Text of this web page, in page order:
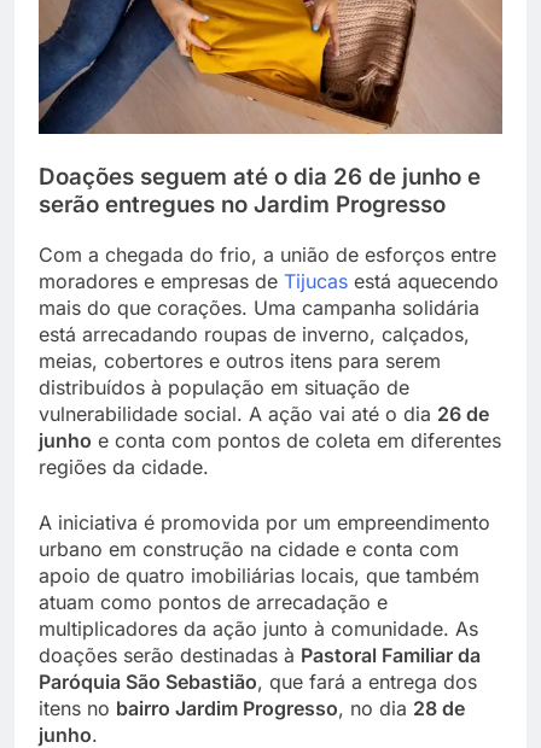
Doações seguem até o dia 26 de junho e
serão entregues no Jardim Progresso
Com a chegada do frio, a união de esforços entre
moradores e empresas de Tijucas está aquecendo
mais do que corações. Uma campanha solidária
está arrecadando roupas de inverno, calçados,
meias, cobertores e outros itens para serem
distribuídos à população em situação de
vulnerabilidade social. A ação vai até o dia 26 de
junho e conta com pontos de coleta em diferentes
regiões da cidade.
A iniciativa é promovida por um empreendimento
urbano em construção na cidade e conta com
apoio de quatro imobiliárias locais, que também
atuam como pontos de arrecadação e
multiplicadores da ação junto à comunidade. As
doações serão destinadas à Pastoral Familiar da
Paróquia São Sebastião, que fará a entrega dos
itens no bairro Jardim Progresso, no dia 28 de
junho.